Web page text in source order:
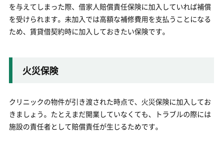
を与えてしまった際、借家人賠償責任保険に加入していれば補償
を受けられます。未加入では高額な補修費用を支払うことになる
ため、賃貸借契約時に加入しておきたい保険です。
火災保険
クリニックの物件が引き渡された時点で、火災保険に加入してお
きましょう。たとえまだ開業していなくても、トラブルの際には
施設の責任者として賠償責任が生じるためです。